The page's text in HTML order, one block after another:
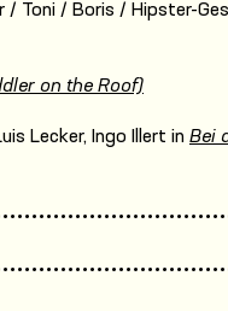
/ Toni / Boris / Hipster-
on the Roof)
Lecker, Ingo Illert in Bei